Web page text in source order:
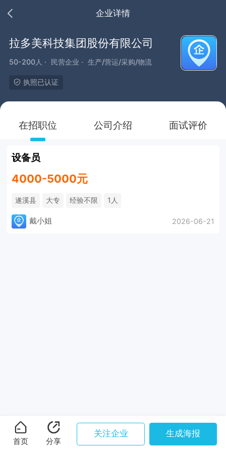
企业详情
拉多美科技集团股份有限公司
50-200人 · 民营企业 · 生产/营运/采购/物流
执照已认证
在招职位 公司介绍 面试评价
设备员
4000-5000元
遂溪县 大专 经验不限 1人
戴小姐 2026-06-21
首页 分享
关注企业 生成海报